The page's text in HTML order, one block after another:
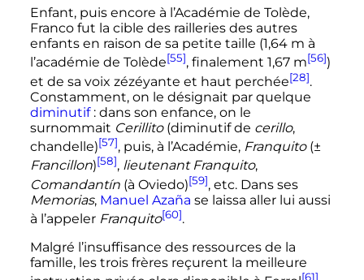
Enfant, puis encore à l’Académie de Tolède,
Franco fut la cible des railleries des autres
enfants en raison de sa petite taille (1,64 m à
l’académie de Tolède[55], finalement 1,67 m[56])
et de sa voix zézéyante et haut perchée[28].
Constamment, on le désignait par quelque
diminutif : dans son enfance, on le
surnommait Cerillito(diminutif de cerillo,
chandelle)[57], puis, à l’Académie, Franquito(±
Francillon)[58], lieutenant Franquito,
Comandantín(à Oviedo)[59], etc. Dans ses
Memorias, Manuel Azaña se laissa aller lui aussi
à l’appeler Franquito[60].
Malgré l’insuffisance des ressources de la
famille, les trois frères reçurent la meilleure
[61]